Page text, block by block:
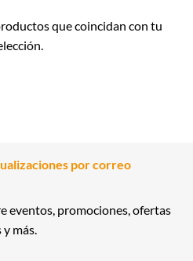
que coincidan con tu
por correo
eventos, promociones, ofertas
más.